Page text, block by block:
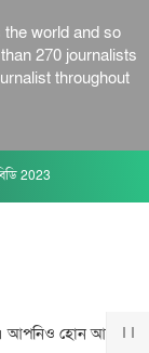
world and so
270 journalists
throughout
2023
আমাদের সঙ্গী।